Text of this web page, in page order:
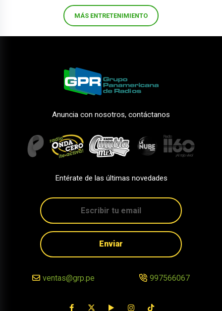
MÁS ENTRETENIMIENTO
Anuncia con nosotros, contáctanos
Entérate de las últimas novedades
Enviar
ventas@grp.pe 997566067